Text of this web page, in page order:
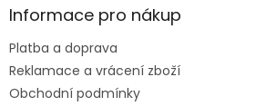
Informace pro nákup
Platba a doprava
Reklamace a vrácení zboží
Obchodní podmínky